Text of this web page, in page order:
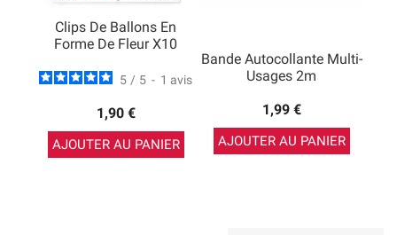
Clips De Ballons En
Forme De Fleur X10
5 / 5 - 1 avis
1,90 €
AJOUTER AU PANIER
Bande Autocollante Multi-
Usages 2m
1,99 €
AJOUTER AU PANIER